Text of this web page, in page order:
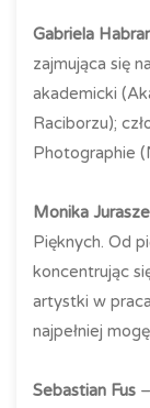
Gabriela
zajmująca się
akademicki
Raciborzu);
Photographie
Monika
Pięknych. Od
koncentrując
artystki w
najpełniej
Sebastian Fus